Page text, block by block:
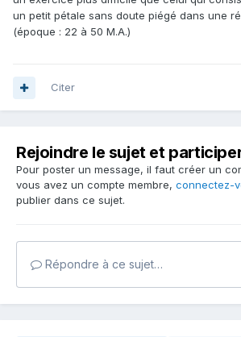
un petit pétale sans doute piégé dans une
(époque : 22 à 50 M.A.)
Citer
Rejoindre le sujet et
Pour poster un message, il faut créer un
vous avez un compte membre, connectez-
publier dans ce sujet.
Répondre à ce sujet…